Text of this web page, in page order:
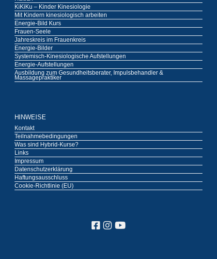
KiKiKu – Kinder Kinesiologie
Mit Kindern kinesiologisch arbeiten
Energie-Bild Kurs
Frauen-Seele
Jahreskreis im Frauenkreis
Energie-Bilder
Systemisch-Kinesiologische Aufstellungen
Energie-Aufstellungen
Ausbildung zum Gesundheitsberater, Impulsbehandler &
Massagepraktiker
HINWEISE
Kontakt
Teilnahmebedingungen
Was sind Hybrid-Kurse?
Links
Impressum
Datenschutzerklärung
Haftungsausschluss
Cookie-Richtlinie (EU)